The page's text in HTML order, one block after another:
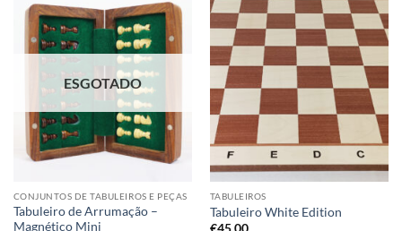
Adicionar
à lista de
desejos
ESGOTADO
CONJUNTOS DE TABULEIROS E PEÇAS
Tabuleiro de Arrumação –
Magnético Mini
Adicionar
à lista de
desejos
TABULEIROS
Tabuleiro White Edition